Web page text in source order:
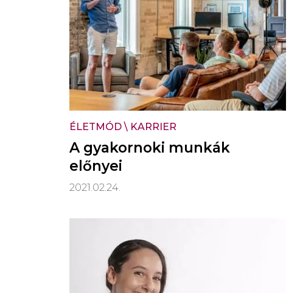
ÉLETMÓD\ KARRIER
A gyakornoki munkák
előnyei
2021.02.24.